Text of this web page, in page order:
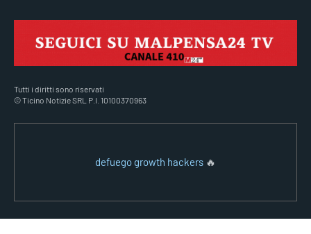
Tutti i diritti sono riservati
© Ticino Notizie SRL P.I. 10100370963
defuego growth hackers 🔥